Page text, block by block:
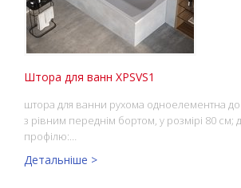
Штора для ванн XPSVS1
штора для ванни рухома одноелементна
з рівним переднім бортом, у розмірі 80 см;
профілю:…
Детальніше >